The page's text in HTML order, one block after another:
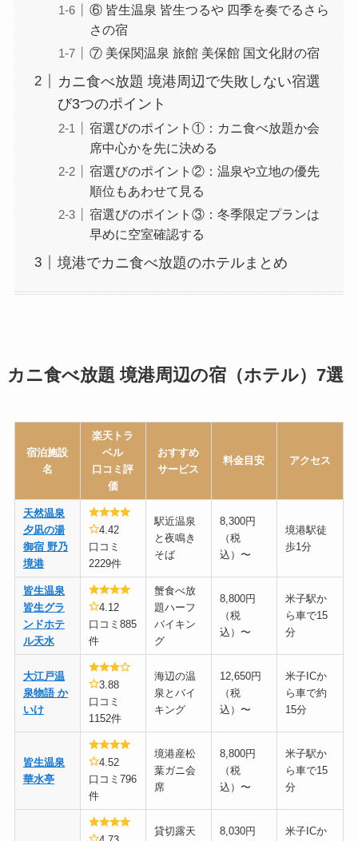
⑥ 皆生温泉 皆生つるや 四季を奏でるさら
さの宿
⑦ 美保関温泉 旅館 美保館 国文化財の宿
カニ食べ放題 境港周辺で失敗しない宿選
び3つのポイント
宿選びのポイント①：カニ食べ放題か会
席中心かを先に決める
宿選びのポイント②：温泉や立地の優先
順位もあわせて見る
宿選びのポイント③：冬季限定プランは
早めに空室確認する
境港でカニ食べ放題のホテルまとめ
カニ食べ放題 境港周辺の宿（ホテル）7選
宿泊施設
名
楽天トラ
ベル
口コミ評
価
おすすめ
サービス
料金目安 アクセス
天然温泉
夕凪の湯
御宿 野乃
境港
4.42
口コミ
2229件
駅近温泉
と夜鳴き
そば
8,300円
（税
込）〜
境港駅徒
歩1分
皆生温泉
皆生グラ
ンドホテ
ル天水
4.12
口コミ885
件
蟹食べ放
題ハーフ
バイキン
グ
8,800円
（税
込）〜
米子駅か
ら車で15
分
大江戸温
泉物語 か
いけ
3.88
口コミ
1152件
海辺の温
泉とバイ
キング
12,650円
（税
込）〜
米子ICか
ら車で約
15分
皆生温泉
華水亭
4.52
口コミ796
件
境港産松
葉ガニ会
席
8,800円
（税
込）〜
米子駅か
ら車で15
分
貸切露天 8,030円 米子ICか